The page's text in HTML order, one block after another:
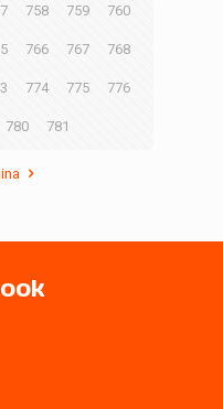
758 759 760
766 767 768
774 775 776
780 781